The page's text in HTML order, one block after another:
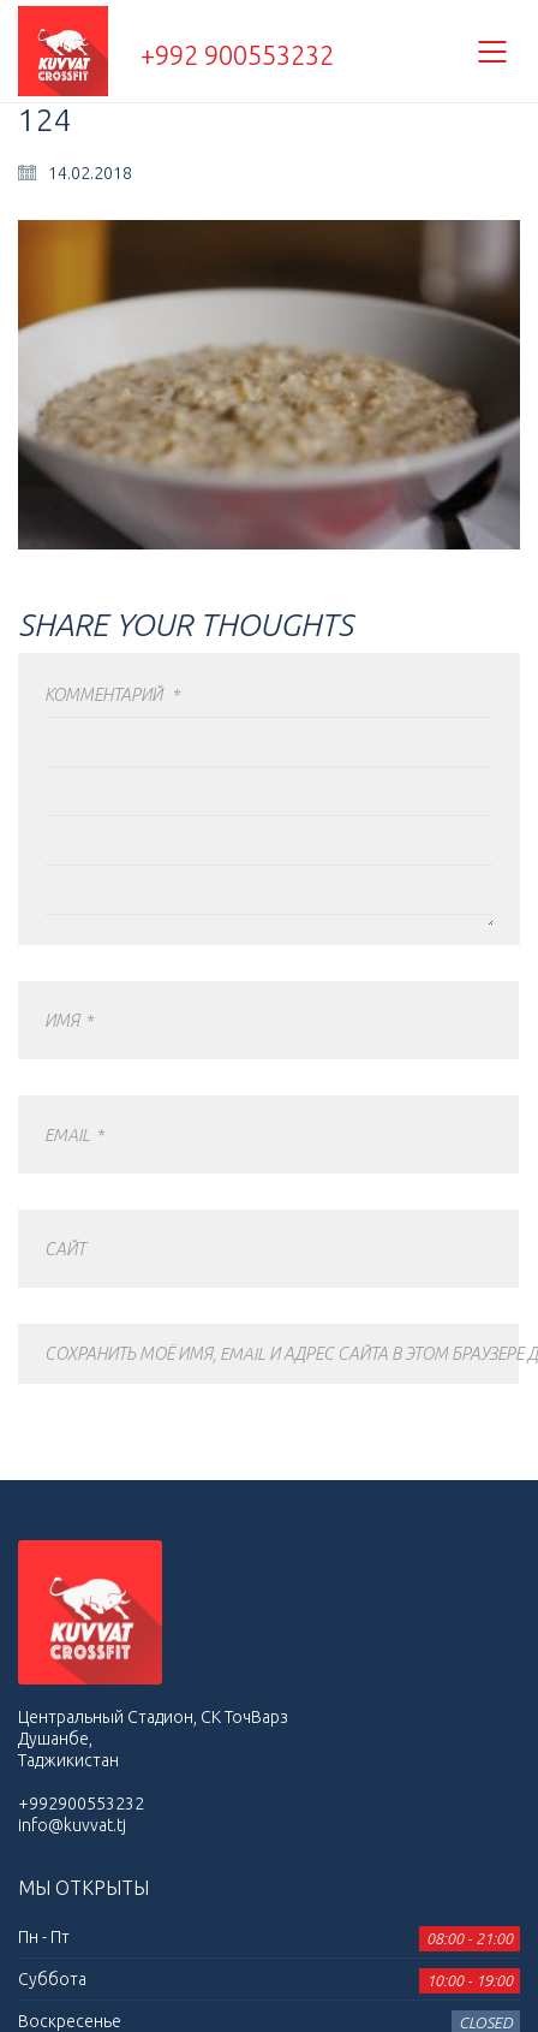
+992 900553232
124
14.02.2018
SHARE YOUR THOUGHTS
КОММЕНТАРИЙ *
ИМЯ *
EMAIL *
САЙТ
СОХРАНИТЬ МОЁ ИМЯ, EMAIL И АДРЕС САЙТА В ЭТОМ
Центральный Стадион, СК ТочВарз
Душанбе,
Таджикистан
+992900553232
info@kuvvat.tj
МЫ ОТКРЫТЫ
Пн - Пт 08:00 - 21:00
Суббота 10:00 - 19:00
Воскресенье CLOSED